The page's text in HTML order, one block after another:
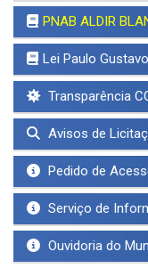
PNAB ALDIR
Lei Paulo
Transparência
Avisos de
Pedido de
Serviço de
Ouvidoria do